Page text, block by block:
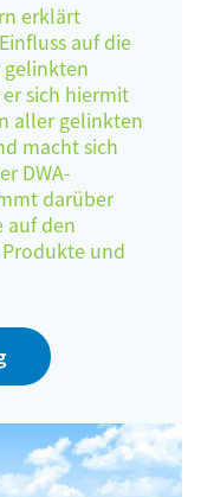
erklärt
auf die
sich hiermit
aller gelinkten
macht sich
DWA-
darüber
auf den
und